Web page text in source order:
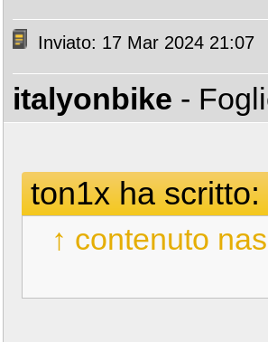
Inviato: 17 Mar 2024 21:07
italyonbike -
ton1x ha scritto:
↑ contenuto